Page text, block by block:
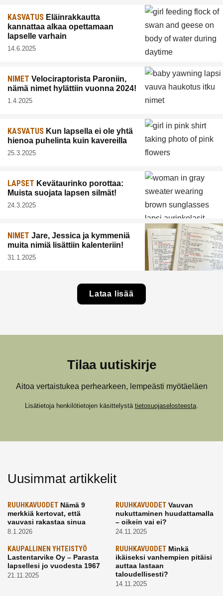
KASVATUS Eläinrakkautta
kannattaa alkaa opettamaan
lapselle varhain
14.6.2025
NIMET Velociraptorista Paroniin,
nämä nimet hylättiin vuonna 2024!
1.4.2025
KASVATUS Kun lapsella ei ole yhtä
hienoa puhelinta kuin kavereilla
25.3.2025
LAPSET Kevätaurinko porottaa:
Muista suojata lapsen silmät!
24.3.2025
NIMET Jare, Jessica ja kymmeniä
muita nimiä lisättiin kalenteriin!
31.1.2025
Lataa lisää
Tilaa uutiskirje
Aitoa vertaistukea perhearkeen, lempeästi myötäeläen
Lisätietoja henkilötietojen käsittelystä tietosuojaselosteesta
Uusimmat artikkelit
RUUHKAVUODET Nämä 9
merkkiä kertovat, että
vauvasi rakastaa sinua
8.1.2026
RUUHKAVUODETVauvan
nukuttaminen huudattamalla
– oikein vai ei?
24.11.2025
KAUPALLINEN YHTEISTYÖ
Lastentarvike Oy – Parasta
lapsellesi jo vuodesta 1967
21.11.2025
RUUHKAVUODETMinkä
ikäiseksi vanhempien pitäisi
auttaa lastaan
taloudellisesti?
14.11.2025